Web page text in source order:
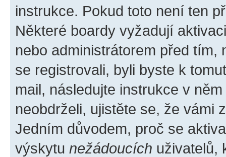
instrukce. Pokud toto není ten
Některé boardy vyžadují
nebo administrátorem před tím,
se registrovali, byli byste k
mail, následujte instrukce v
neobdrželi, ujistěte se, že vámi
Jedním důvodem, proč se
výskytu nežádoucích uživatelů,